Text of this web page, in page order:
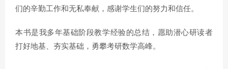
们的辛勤工作和无私奉献，感谢学生们的努力和信任。
本书是我多年基础阶段教学经验的总结，愿助潜心研读者
打好地基、夯实基础，勇攀考研数学高峰。